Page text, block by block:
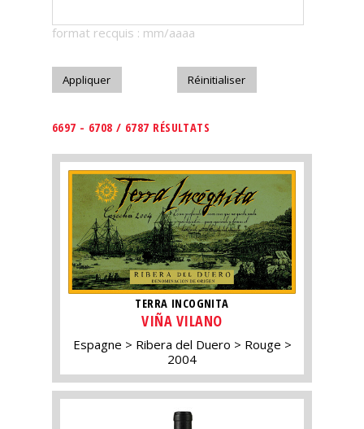
Télécharger
format recquis : mm/aaaa
6697 - 6708 / 6787 RÉSULTATS
TERRA INCOGNITA
VIÑA VILANO
Espagne Ribera del Duero
Rouge
2004